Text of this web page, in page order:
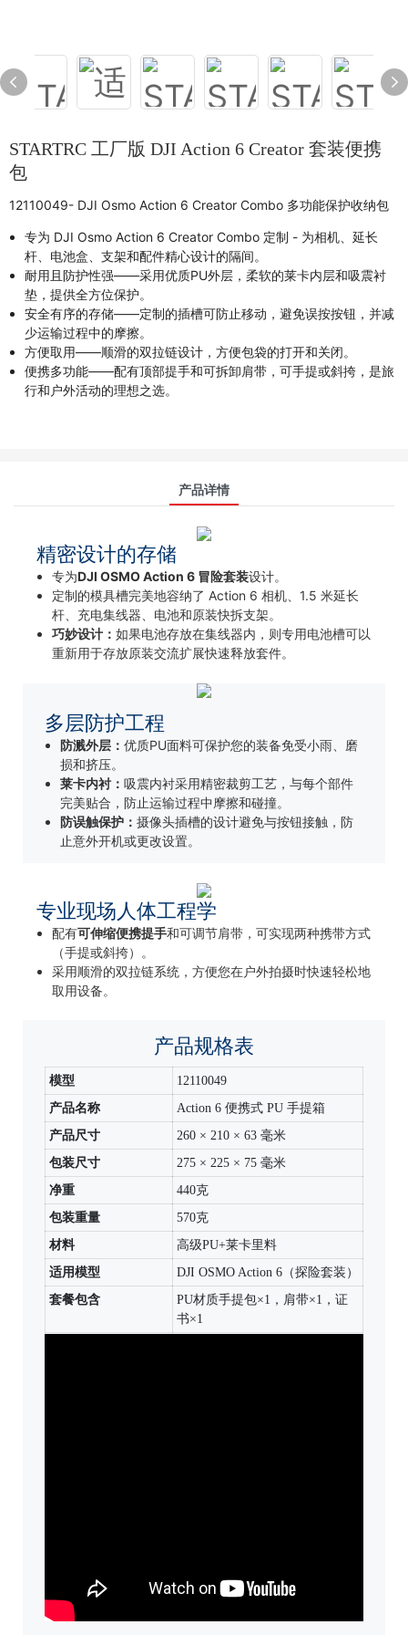
STARTRC 工厂版 DJI Action 6 Creator 套装便携
包
12110049- DJI Osmo Action 6 Creator Combo 多功能保护收纳包
专为 DJI Osmo Action 6 Creator Combo 定制 - 为相机、延长
杆、电池盒、支架和配件精心设计的隔间。
耐用且防护性强——采用优质PU外层，柔软的莱卡内层和吸震衬
垫，提供全方位保护。
安全有序的存储——定制的插槽可防止移动，避免误按按钮，并减
少运输过程中的摩擦。
方便取用——顺滑的双拉链设计，方便包袋的打开和关闭。
便携多功能——配有顶部提手和可拆卸肩带，可手提或斜挎，是旅
行和户外活动的理想之选。
产品详情
精密设计的存储
专为DJI OSMO Action 6 冒险套装设计。
定制的模具槽完美地容纳了 Action 6 相机、1.5 米延长
杆、充电集线器、电池和原装快拆支架。
巧妙设计： 如果电池存放在集线器内，则专用电池槽可以
重新用于存放原装交流扩展快速释放套件。
多层防护工程
防溅外层： 优质PU面料可保护您的装备免受小雨、磨
损和挤压。
莱卡内衬： 吸震内衬采用精密裁剪工艺，与每个部件
完美贴合，防止运输过程中摩擦和碰撞。
防误触保护： 摄像头插槽的设计避免与​​按钮接触，防
止意外开机或更改设置。
专业现场人体工程学
配有可伸缩便携提手和可调节肩带，可实现两种携带方式
（手提或斜挎）。
采用顺滑的双拉链系统，方便您在户外拍摄时快速轻松地
取用设备。
产品规格表
模型
12110049
产品名称
Action 6 便携式 PU 手提箱
产品尺寸
260 × 210 × 63 毫米
包装尺寸
275 × 225 × 75 毫米
净重
440克
包装重量
570克
材料
高级PU+莱卡里料
适用模型
DJI OSMO Action 6（探险套装）
套餐包含
PU材质手提包×1，肩带×1，证
书×1